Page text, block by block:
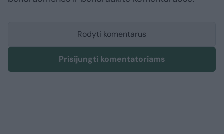
Rodyti komentarus
Prisijungti komentatoriams